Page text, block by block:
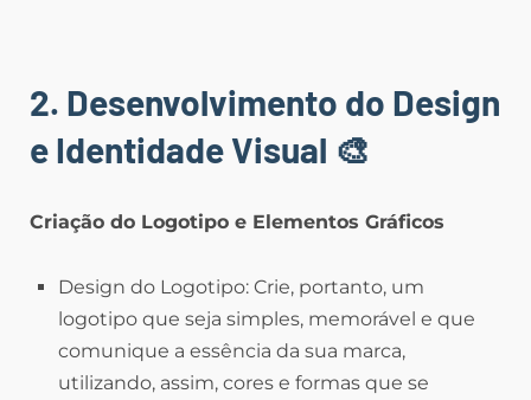
2. Desenvolvimento do Design
e Identidade Visual 🎨
Criação do Logotipo e Elementos Gráficos
Design do Logotipo: Crie, portanto, um
logotipo que seja simples, memorável e que
comunique a essência da sua marca,
utilizando, assim, cores e formas que se